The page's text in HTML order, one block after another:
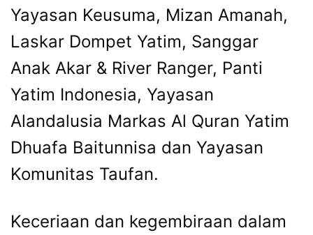
Yayasan Keusuma, Mizan Amanah,
Laskar Dompet Yatim, Sanggar
Anak Akar & River Ranger, Panti
Yatim Indonesia, Yayasan
Alandalusia Markas Al Quran Yatim
Dhuafa Baitunnisa dan Yayasan
Komunitas Taufan.
Keceriaan dan kegembiraan dalam